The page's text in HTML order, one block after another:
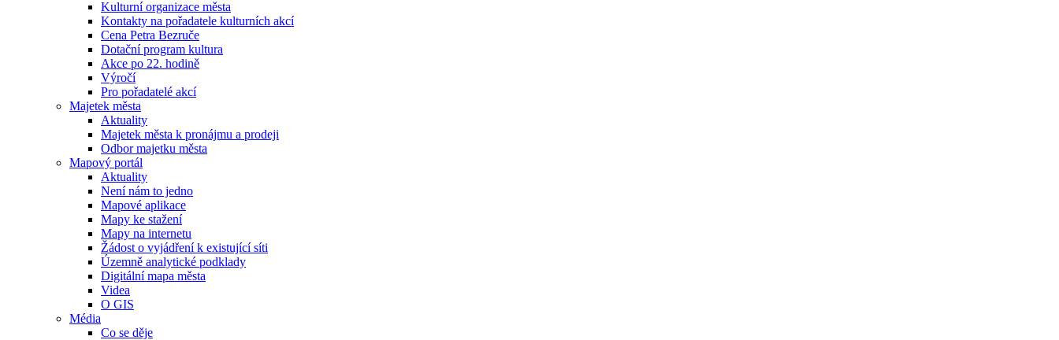
Kulturní organizace města
Kontakty na pořadatele kulturních akcí
Cena Petra Bezruče
Dotační program kultura
Akce po 22. hodině
Výročí
Pro pořadatelé akcí
Majetek města
Aktuality
Majetek města k pronájmu a prodeji
Odbor majetku města
Mapový portál
Aktuality
Není nám to jedno
Mapové aplikace
Mapy ke stažení
Mapy na internetu
Žádost o vyjádření k existující síti
Územně analytické podklady
Digitální mapa města
Videa
O GIS
Média
Co se děje